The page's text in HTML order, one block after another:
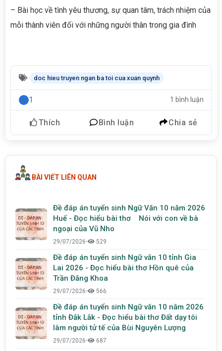
– Bài học về tình yêu thương, sự quan tâm, trách nhiệm của
mỗi thành viên đối với những người thân trong gia đình
doc hieu truyen ngan ba toi cua xuan quynh
1 1 bình luận
Thích Bình luận Chia sẻ
BÀI VIẾT LIÊN QUAN
Đề đáp án tuyển sinh Ngữ Văn 10 năm 2026
Huế - Đọc hiểu bài thơ Nói với con về bà
ngoại của Vũ Nho
29/07/2026• 529
Đề đáp án tuyển sinh Ngữ văn 10 tỉnh Gia
Lai 2026 - Đọc hiểu bài thơ Hồn quê của
Trần Đăng Khoa
29/07/2026• 566
Đề đáp án tuyển sinh Ngữ văn 10 năm 2026
tỉnh Đắk Lắk - Đọc hiểu bài thơ Đất dạy tôi
làm người tử tế của Bùi Nguyên Lượng
29/07/2026• 687